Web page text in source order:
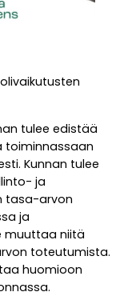
tulee edistää
toiminnassaan
Kunnan tulee
ja
tasa-arvon
ja
muuttaa niitä
toteutumista.
huomioon